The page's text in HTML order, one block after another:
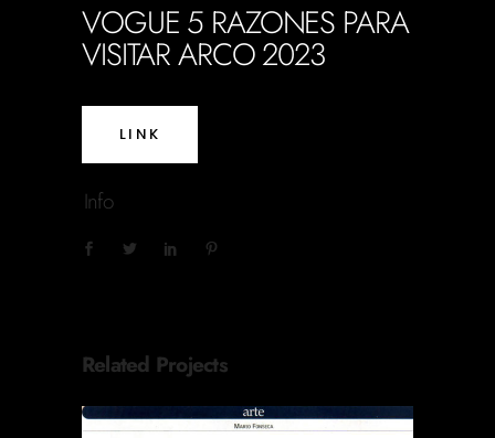
VOGUE 5 RAZONES PARA
VISITAR ARCO 2023
LINK
Info
Related Projects